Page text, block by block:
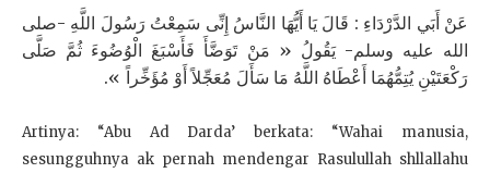
عَنْ أَبَي الدَّرْدَاءِ : قَالَ يَا أَيُّهَا النَّاسُ إِنِّى سَمِعْتُ رَسُولَ اللَّهِ -صلى
الله عليه وسلم- يَقُولُ « مَنْ تَوَضَّأَ فَأَسْبَغَ الْوُضُوءَ ثُمَّ صَلَّى
رَكْعَتَيْنِ يُتِمُّهُمَا أَعْطَاهُ اللَّهُ مَا سَأَلَ مُعَجِّلاً أَوْ مُؤَخِّراً ».
Artinya: “Abu Ad Darda’ berkata: “Wahai manusia,
sesungguhnya ak pernah mendengar Rasulullah shllallahu